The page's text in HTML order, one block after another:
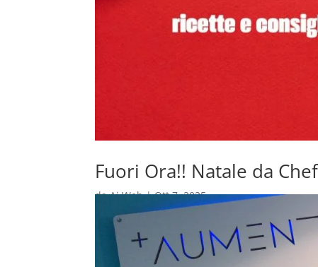
Fuori Ora!! Natale da Chef
daAi Web|Ott 7, 2025
🎄 “Natale da Chef” di Marco Ferrari: il libro
arrivato il momento più magico dell’anno, e
grazie al nuovo libro dello Chef...